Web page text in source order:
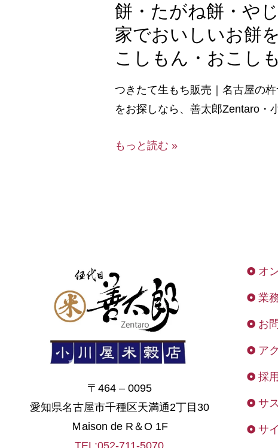
餅・たがね餅・や
家でおいしいお餅
こしもん・おこし
つきたて生もち販売｜名古屋の
をお探しなら、善太郎Zentaro・
もっと読む »
〒464 – 0095
愛知県名古屋市千種区天満通2丁目30
Ｍaison de R＆O 1F
オ
業
お
ア
採
サ
サ